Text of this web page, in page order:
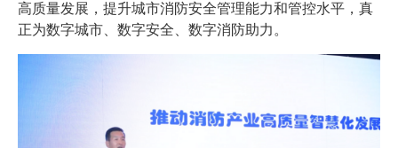
高质量发展，提升城市消防安全管理能力和管控水平，真
正为数字城市、数字安全、数字消防助力。